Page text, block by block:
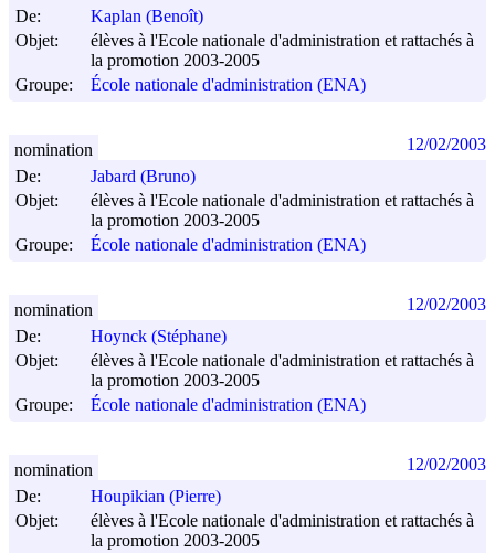
De:
Kaplan (Benoît)
Objet:
élèves à l'Ecole nationale d'administration et rattachés à
la promotion 2003-2005
Groupe:
École nationale d'administration (ENA)
De:
Jabard (Bruno)
Objet:
élèves à l'Ecole nationale d'administration et rattachés à
la promotion 2003-2005
Groupe:
École nationale d'administration (ENA)
nomination 12/02/2003
De:
Hoynck (Stéphane)
Objet:
élèves à l'Ecole nationale d'administration et rattachés à
la promotion 2003-2005
Groupe:
École nationale d'administration (ENA)
nomination 12/02/2003
De:
Houpikian (Pierre)
Objet:
élèves à l'Ecole nationale d'administration et rattachés à
la promotion 2003-2005
nomination 12/02/2003